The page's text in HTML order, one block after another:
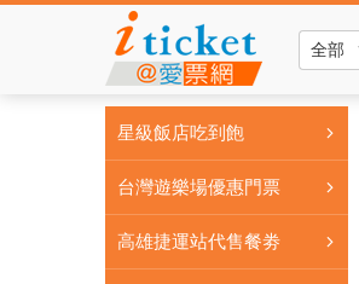
國
門
市
可
星級飯店吃到飽
台灣遊樂場優惠門票
高雄捷運站代售餐劵